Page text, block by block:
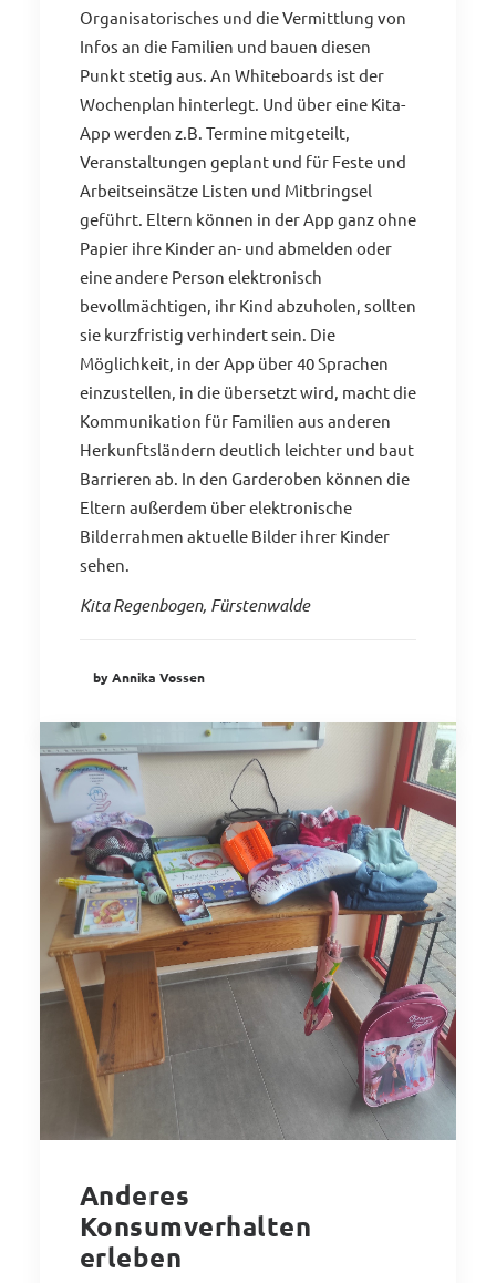
Organisatorisches und die Vermittlung von
Infos an die Familien und bauen diesen
Punkt stetig aus. An Whiteboards ist der
Wochenplan hinterlegt. Und über eine Kita-
App werden z.B. Termine mitgeteilt,
Veranstaltungen geplant und für Feste und
Arbeitseinsätze Listen und Mitbringsel
geführt. Eltern können in der App ganz ohne
Papier ihre Kinder an- und abmelden oder
eine andere Person elektronisch
bevollmächtigen, ihr Kind abzuholen, sollten
sie kurzfristig verhindert sein. Die
Möglichkeit, in der App über 40 Sprachen
einzustellen, in die übersetzt wird, macht die
Kommunikation für Familien aus anderen
Herkunftsländern deutlich leichter und baut
Barrieren ab. In den Garderoben können die
Eltern außerdem über elektronische
Bilderrahmen aktuelle Bilder ihrer Kinder
sehen.
Kita Regenbogen, Fürstenwalde
by Annika Vossen
Anderes
Konsumverhalten
erleben